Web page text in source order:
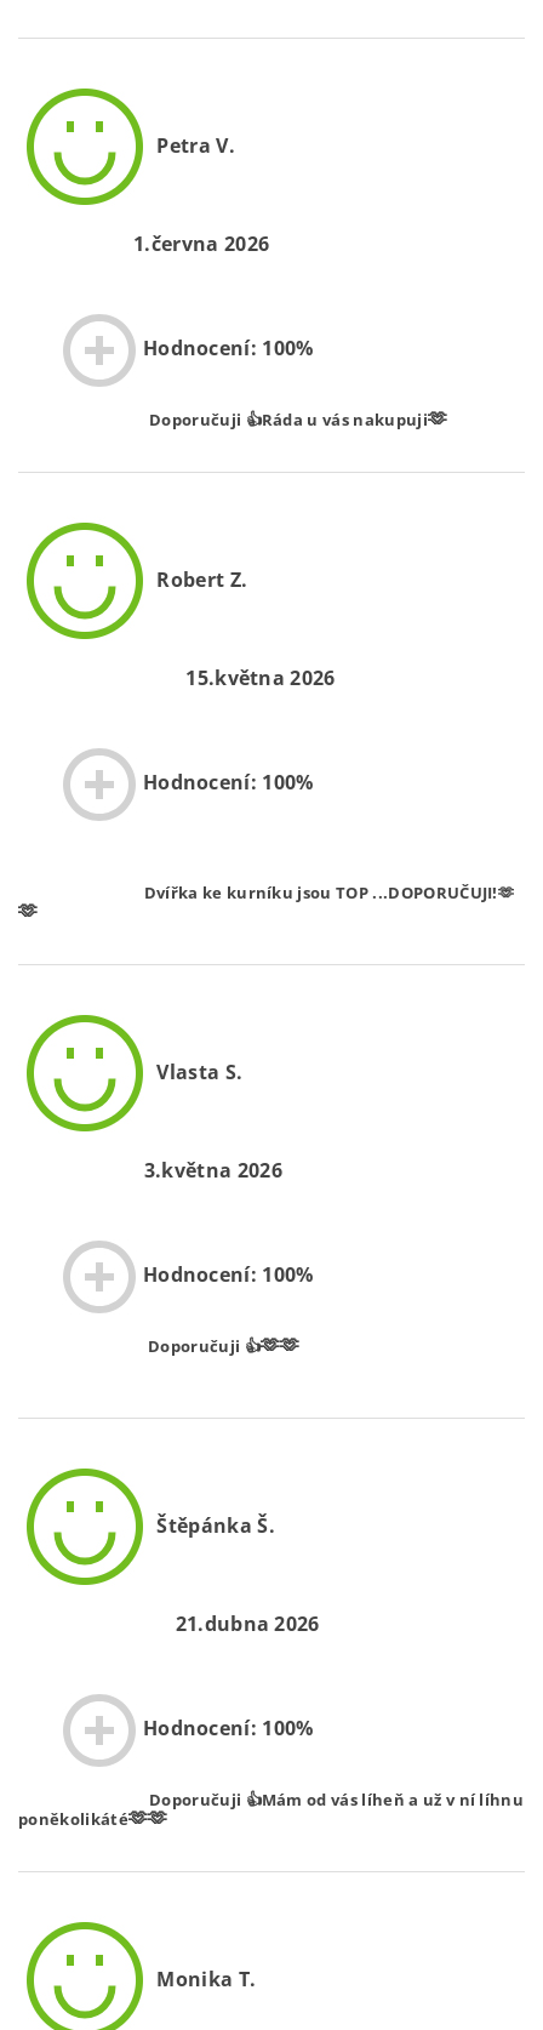
Petra V.
1.června 2026
Hodnocení: 100%
Doporučuji 👍Ráda u vás nakupuji🫶
Robert Z.
15.května 2026
Hodnocení: 100%
Dvířka ke kurníku jsou TOP ...DOPORUČUJI!🫶
🫶
Vlasta S.
3.května 2026
Hodnocení: 100%
Doporučuji 👍🫶🫶
Štěpánka Š.
21.dubna 2026
Hodnocení: 100%
Doporučuji 👍Mám od vás líheň a už v ní líhnu
poněkolikáté🫶🫶
Monika T.